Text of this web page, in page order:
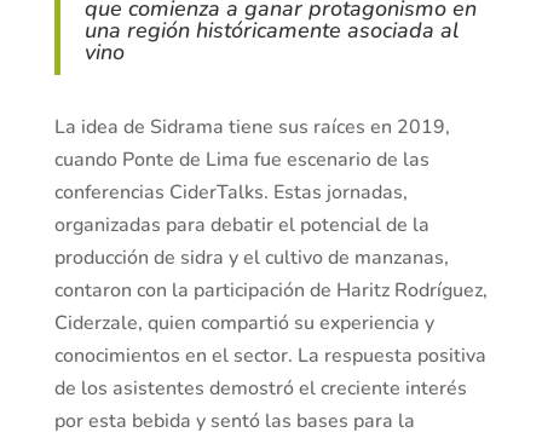
que comienza a ganar protagonismo en
una región históricamente asociada al
vino
La idea de Sidrama tiene sus raíces en 2019,
cuando Ponte de Lima fue escenario de las
conferencias CiderTalks. Estas jornadas,
organizadas para debatir el potencial de la
producción de sidra y el cultivo de manzanas,
contaron con la participación de Haritz Rodríguez,
Ciderzale, quien compartió su experiencia y
conocimientos en el sector. La respuesta positiva
de los asistentes demostró el creciente interés
por esta bebida y sentó las bases para la